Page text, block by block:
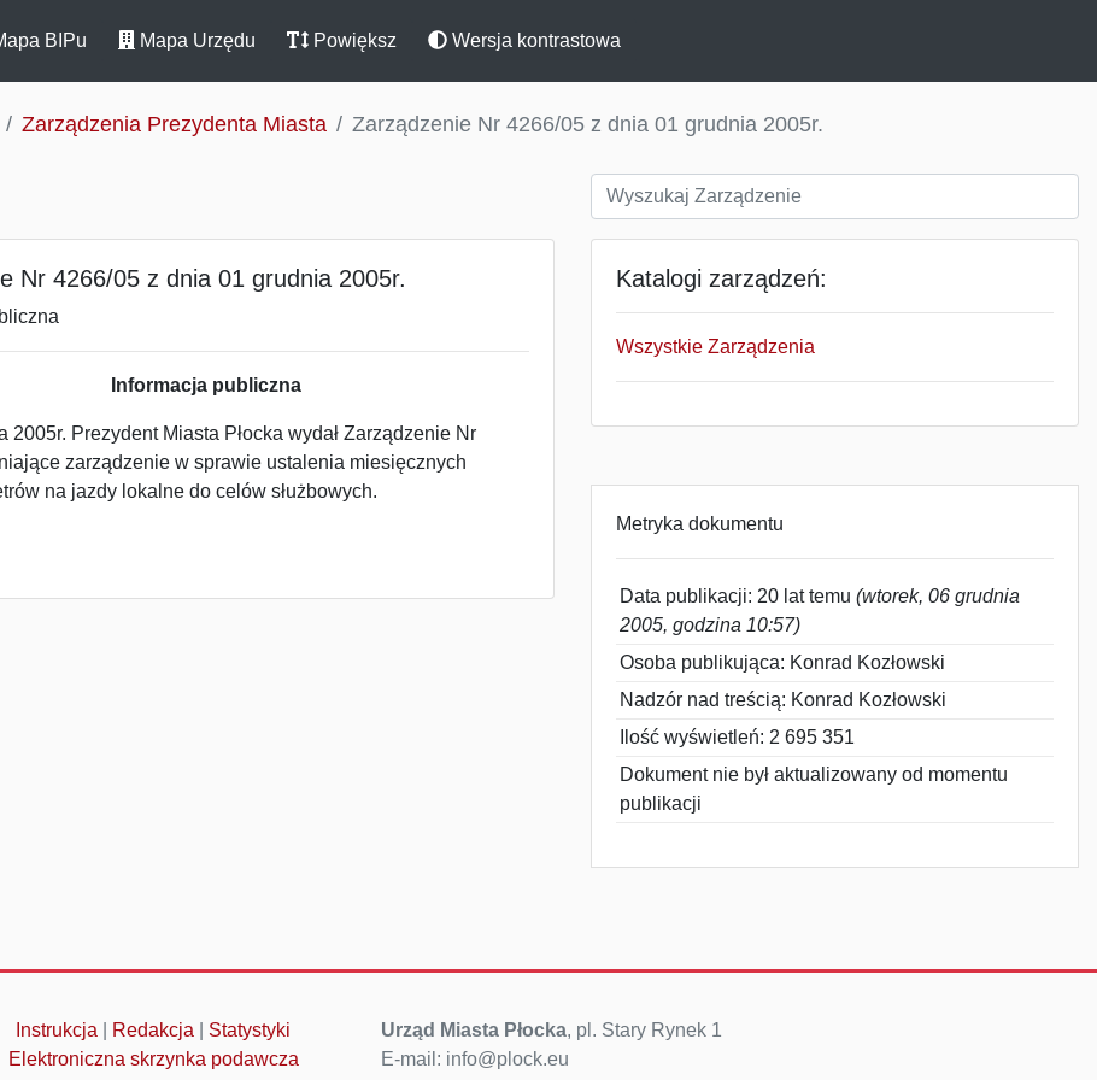
BIPu Mapa Urzędu Powiększ Wersja kontrastowa
Zarządzenia Prezydenta Miasta Zarządzenie Nr 4266/05 z dnia 01 grudnia 2005r.
Nr 4266/05 z dnia 01 grudnia 2005r.
Informacja publiczna
2005r. Prezydent Miasta Płocka wydał Zarządzenie Nr
zarządzenie w sprawie ustalenia miesięcznych
na jazdy lokalne do celów służbowych.
Katalogi zarządzeń:
Wszystkie Zarządzenia
Metryka dokumentu
Data publikacji: 20 lat temu (wtorek, 06 grudnia
2005, godzina 10:57)
Osoba publikująca: Konrad Kozłowski
Nadzór nad treścią: Konrad Kozłowski
Ilość wyświetleń: 2 695 351
Dokument nie był aktualizowany od momentu
publikacji
Instrukcja Redakcja
Statystyki
Elektroniczna skrzynka podawcza
Urząd Miasta Płocka, pl. Stary Rynek 1
E-mail: info@plock.eu